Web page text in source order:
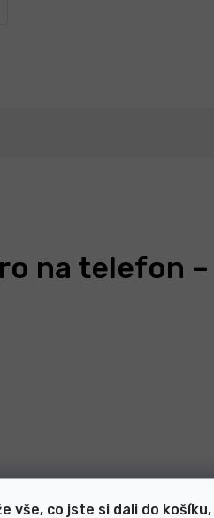
vše, co jste si dali do
na telefon –
úhlu 90° - na výšku / na